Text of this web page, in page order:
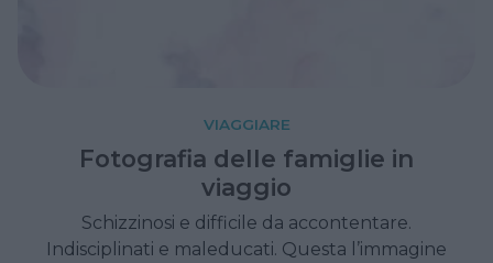
VIAGGIARE
Fotografia delle famiglie in
viaggio
Schizzinosi e difficile da accontentare.
Indisciplinati e maleducati. Questa l’immagine